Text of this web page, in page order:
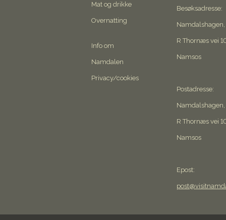
Mat og drikke
Overnatting
Info om
Namdalen
Privacy/cookies
Besøksadresse:
Namdalshagen,
R Thornæs vei
Namsos
Postadresse:
Namdalshagen,
R Thornæs vei
Namsos
Epost: